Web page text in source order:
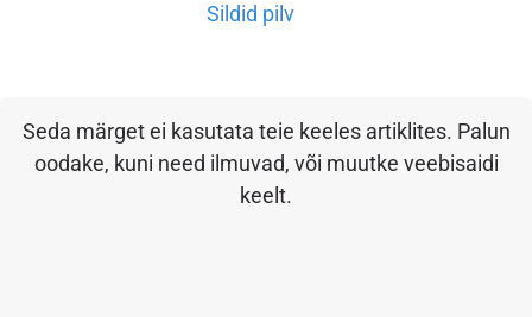
Sildid pilv